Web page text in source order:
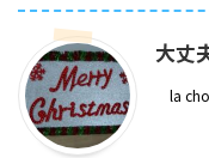
大丈
la